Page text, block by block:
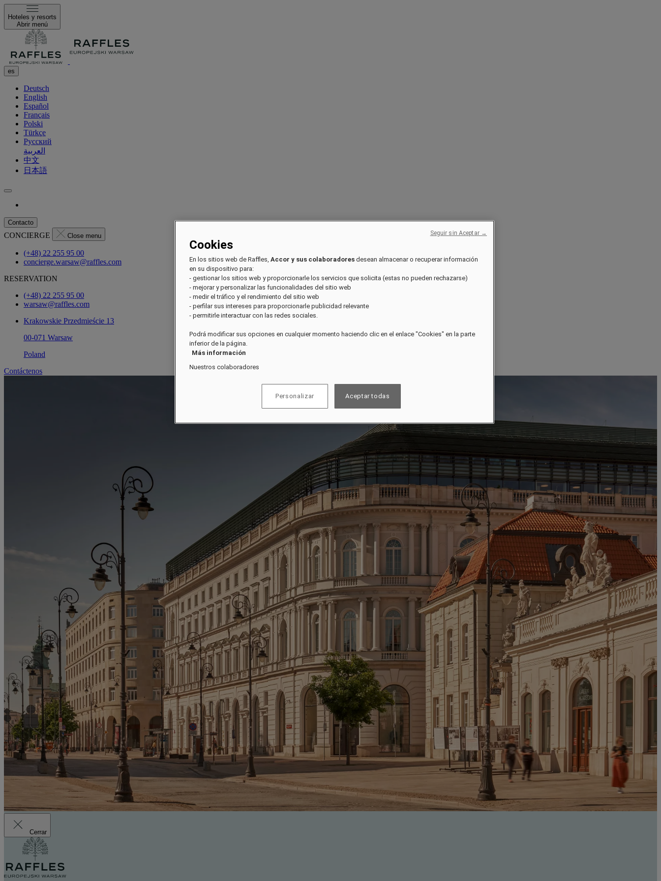
Hoteles y resorts
Abrir menú
es
Deutsch
English
Español
Français
Polski
Türkçe
Русский
العربية
中文
日本語
Contacto
CONCIERGE Close menu
(+48) 22 255 95 00
concierge.warsaw@raffles.com
RESERVATION
(+48) 22 255 95 00
warsaw@raffles.com
Krakowskie Przedmieście 13
00-071 Warsaw
Poland
Contáctenos
Cerrar
Cookies
En los sitios web de Raffles, Accor y sus colaboradores desean almacenar o recuperar información
en su dispositivo para:
- gestionar los sitios web y proporcionarle los servicios que solicita (estas no pueden rechazarse)
- mejorar y personalizar las funcionalidades del sitio web
- medir el tráfico y el rendimiento del sitio web
- perfilar sus intereses para proporcionarle publicidad relevante
- permitirle interactuar con las redes sociales.
Podrá modificar sus opciones en cualquier momento haciendo clic en el enlace "Cookies" en la parte
inferior de la página.
Más información
Nuestros colaboradores
Personalizar Aceptar todas
Seguir sin Aceptar →